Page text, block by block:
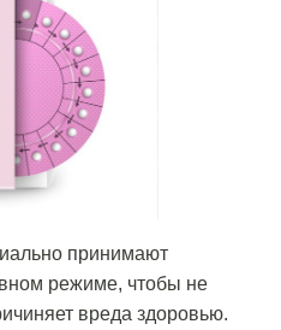
принимают
режиме, чтобы не
вреда здоровью.